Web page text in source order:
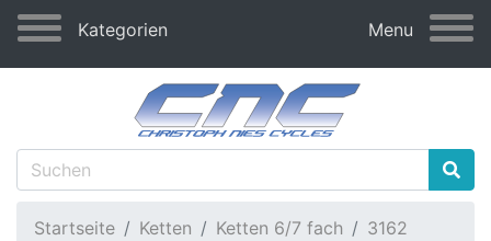
Kategorien Menu
Startseite Ketten Ketten 6/7 fach 3162